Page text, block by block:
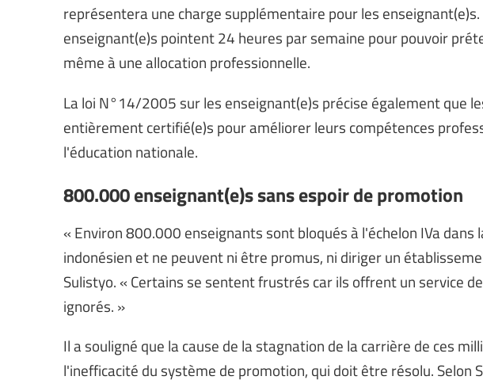
représentera une charge supplémentaire pour les
enseignant(e)s pointent 24 heures par semaine pour pouvoir
même à une allocation professionnelle.
La loi N°14/2005 sur les enseignant(e)s précise également que
entièrement certifié(e)s pour améliorer leurs compétences
l'éducation nationale.
800.000 enseignant(e)s sans espoir de promotion
« Environ 800.000 enseignants sont bloqués à l'échelon IVa dans
indonésien et ne peuvent ni être promus, ni diriger un
Sulistyo. « Certains se sentent frustrés car ils offrent un service
ignorés. »
Il a souligné que la cause de la stagnation de la carrière de ces
l'inefficacité du système de promotion, qui doit être résolu. Selon